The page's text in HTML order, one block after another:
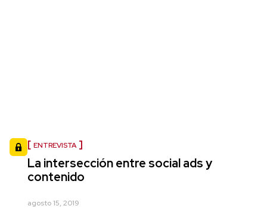
ENTREVISTA
La intersección entre social ads y
contenido
agosto 15, 2019